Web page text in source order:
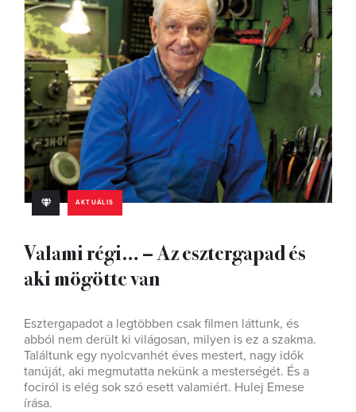
AKTUÁLIS
Valami régi… – Az esztergapad és
aki mögötte van
Esztergapadot a legtöbben csak filmen láttunk, és
abból nem derült ki világosan, milyen is ez a szakma.
Találtunk egy nyolcvanhét éves mestert, nagy idők
tanúját, aki megmutatta nekünk a mesterségét. És a
fociról is elég sok szó esett valamiért. Hulej Emese
írása.